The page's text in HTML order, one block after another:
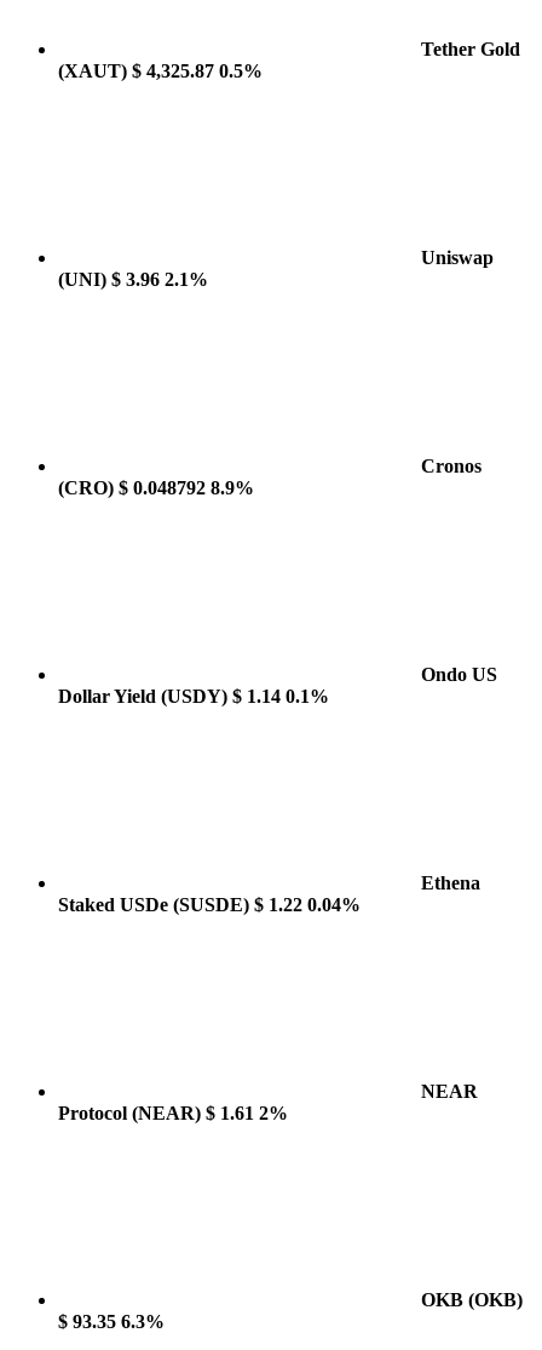
Tether Gold
(XAUT) $ 4,325.87 0.5%
Uniswap
(UNI) $ 3.96 2.1%
Cronos
(CRO) $ 0.048792 8.9%
Ondo US
Dollar Yield (USDY) $ 1.14 0.1%
Ethena
Staked USDe (SUSDE) $ 1.22 0.04%
NEAR
Protocol (NEAR) $ 1.61 2%
OKB (OKB)
$ 93.35 6.3%